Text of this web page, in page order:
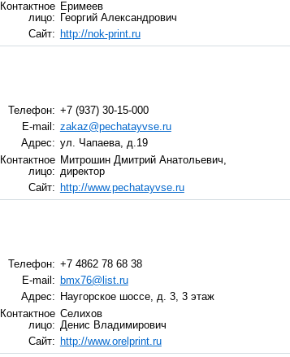
Контактное
лицо:
Еримеев
Георгий Александрович
Сайт:
http://nok-print.ru
Телефон: +7 (937) 30-15-000
E-mail: zakaz@pechatayvse.ru
Адрес: ул. Чапаева, д.19
Контактное
лицо:
Митрошин Дмитрий Анатольевич,
директор
Сайт:
http://www.pechatayvse.ru
Телефон: +7 4862 78 68 38
E-mail:
bmx76@list.ru
Адрес:
Наугорское шоссе, д. 3, 3 этаж
Контактное
лицо:
Селихов
Денис Владимирович
Сайт:
http://www.orelprint.ru